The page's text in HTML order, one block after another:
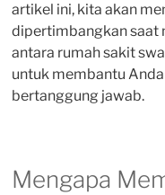
artikel ini, kita akan
dipertimbangkan saat
antara rumah sakit
untuk membantu
bertanggung jawab.
Mengapa